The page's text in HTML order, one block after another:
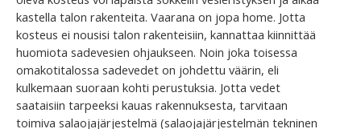
kastella talon rakenteita. Vaarana on jopa home. Jotta
kosteus ei nousisi talon rakenteisiin, kannattaa kiinnittää
huomiota sadevesien ohjaukseen. Noin joka toisessa
omakotitalossa sadevedet on johdettu väärin, eli
kulkemaan suoraan kohti perustuksia. Jotta vedet
saataisiin tarpeeksi kauas rakennuksesta, tarvitaan
toimiva salaojajärjestelmä (salaojajärjestelmän tekninen